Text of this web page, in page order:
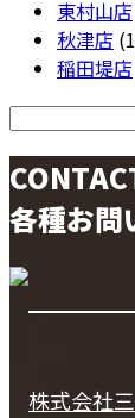
東村山店
秋津店
稲田堤店
各種お問
株式会社